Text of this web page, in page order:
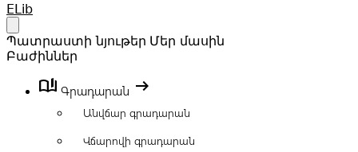
Your Company
ELib
Պատրաստի նյութեր Մեր մասին
Բաժիններ
book_ribbon Գրադարան arrow_right_alt
Անվճար գրադարան
Վճարովի գրադարան